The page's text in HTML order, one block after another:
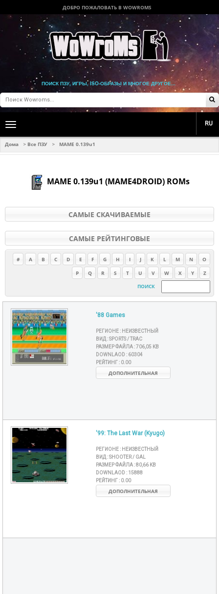
ДОБРО ПОЖАЛОВАТЬ В WOWROMS
ПОИСК ПЗУ, ИГРЫ, ISO-ОБРАЗЫ И МНОГОЕ ДРУГОЕ...
Toggle
navigation
RU
Дома > Все ПЗУ > MAME 0.139u1
MAME 0.139u1 (MAME4DROID) ROMs
САМЫЕ СКАЧИВАЕМЫЕ
САМЫЕ РЕЙТИНГОВЫЕ
# A B C D E F G H I J K L M N
O
P
Q R S T U V W X Y
Z
ПОИСК
'88 Games
РЕГИОНЕ : НЕИЗВЕСТНЫЙ
ВИД :SPORTS / TRAC
РАЗМЕР ФАЙЛА :706,05 KB
DOWNLAOD : 60304
РЕЙТИНГ : 0.00
ДОПОЛНИТЕЛЬНАЯ
'99: The Last War (Kyugo)
РЕГИОНЕ : НЕИЗВЕСТНЫЙ
ВИД :SHOOTER / GAL
РАЗМЕР ФАЙЛА :80,66 KB
DOWNLAOD : 15888
РЕЙТИНГ : 0.00
ДОПОЛНИТЕЛЬНАЯ